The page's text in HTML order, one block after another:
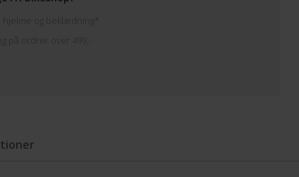
hjelme og beklædning*